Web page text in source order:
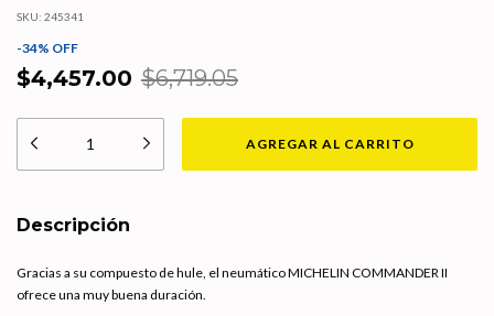
SKU: 245341
-34% OFF
$4,457.00 $6,719.05
Descripción
Gracias a su compuesto de hule, el neumático MICHELIN COMMANDER II
ofrece una muy buena duración.